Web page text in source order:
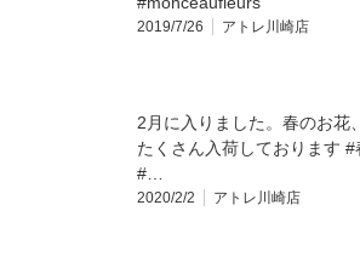
2019/7/26 アトレ川崎店
2月に入りました。春のお花、
たくさん入荷しております️ #
#…
2020/2/2 アトレ川崎店